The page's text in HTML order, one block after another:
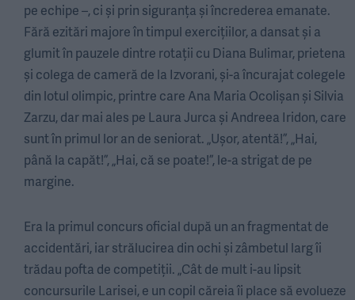
pe echipe –, ci și prin siguranța și încrederea emanate.
Fără ezitări majore în timpul exercițiilor, a dansat și a
glumit în pauzele dintre rotații cu Diana Bulimar, prietena
și colega de cameră de la Izvorani, și-a încurajat colegele
din lotul olimpic, printre care Ana Maria Ocolişan și Silvia
Zarzu, dar mai ales pe Laura Jurca și Andreea Iridon, care
sunt în primul lor an de seniorat. „Ușor, atentă!”, „Hai,
până la capăt!”, „Hai, că se poate!”, le-a strigat de pe
margine.
Era la primul concurs oficial după un an fragmentat de
accidentări, iar strălucirea din ochi și zâmbetul larg îi
trădau pofta de competiții. „Cât de mult i-au lipsit
concursurile Larisei, e un copil căreia îi place să evolueze